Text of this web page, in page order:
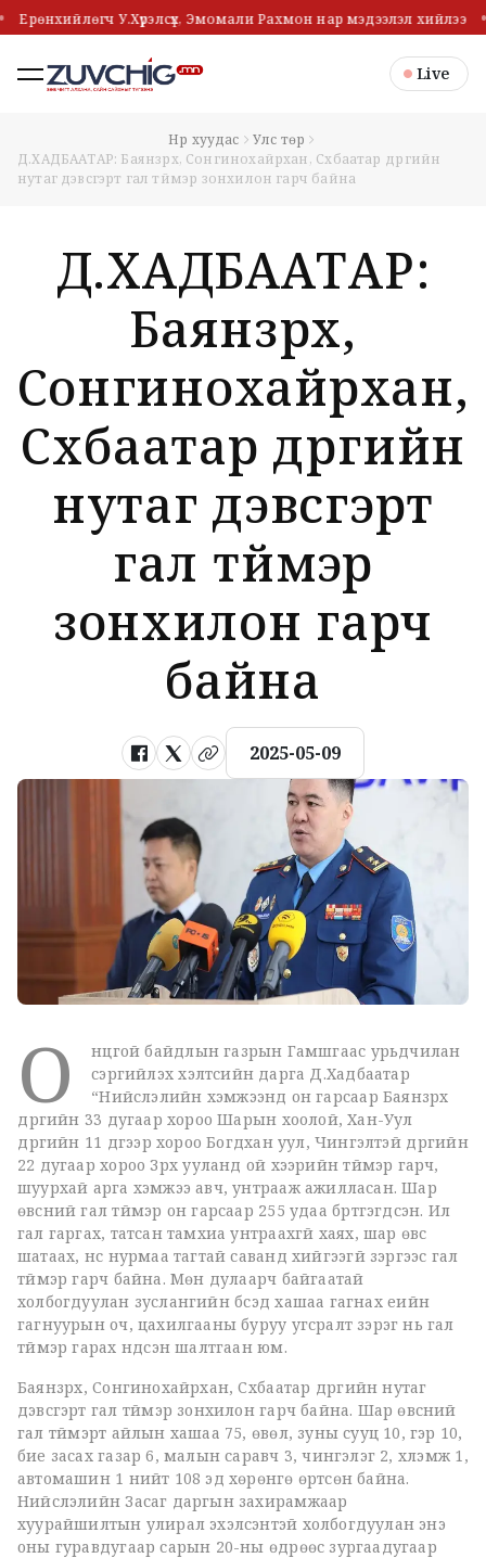
Ерөнхийлөгч У.Хүрэлсүх, Эмомали Рахмон нар мэдээлэл хийлээ
Live
Нүүр хуудас
Улс төр
Д.ХАДБААТАР: Баянзүрх, Сонгинохайрхан, Сүхбаатар дүүргийн
нутаг дэвсгэрт гал түймэр зонхилон гарч байна
Д.ХАДБААТАР:
Баянзүрх,
Сонгинохайрхан,
Сүхбаатар дүүргийн
нутаг дэвсгэрт
гал түймэр
зонхилон гарч
байна
2025-05-09
О
нцгой байдлын газрын Гамшгаас урьдчилан
сэргийлэх хэлтсийн дарга Д.Хадбаатар
“Нийслэлийн хэмжээнд он гарсаар Баянзүрх
дүүргийн 33 дугаар хороо Шарын хоолой, Хан-Уул
дүүргийн 11 дүгээр хороо Богдхан уул, Чингэлтэй дүүргийн
22 дугаар хороо Зүрх ууланд ой хээрийн түймэр гарч,
шуурхай арга хэмжээ авч, унтрааж ажилласан. Шар
өвсний гал түймэр он гарсаар 255 удаа бүртгэгдсэн. Ил
гал гаргах, татсан тамхиа унтраахгүй хаях, шар өвс
шатаах, үнс нурмаа тагтай саванд хийгээгүй зэргээс гал
түймэр гарч байна. Мөн дулаарч байгаатай
холбогдуулан зуслангийн бүсэд хашаа гагнах үеийн
гагнуурын оч, цахилгааны буруу угсралт зэрэг нь гал
түймэр гарах үндсэн шалтгаан юм.
Баянзүрх, Сонгинохайрхан, Сүхбаатар дүүргийн нутаг
дэвсгэрт гал түймэр зонхилон гарч байна. Шар өвсний
гал түймэрт айлын хашаа 75, өвөл, зуны сууц 10, гэр 10,
бие засах газар 6, малын саравч 3, чингэлэг 2, хүлэмж 1,
автомашин 1 нийт 108 эд хөрөнгө өртсөн байна.
Нийслэлийн Засаг даргын захирамжаар
хуурайшилтын улирал эхэлсэнтэй холбогдуулан энэ
оны гуравдугаар сарын 20-ны өдрөөс зургаадугаар